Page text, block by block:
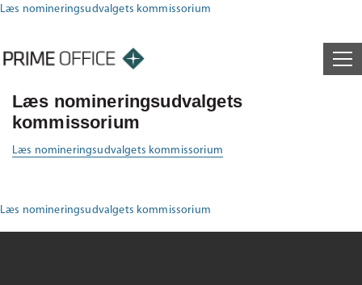
Læs nomineringsudvalgets kommissorium
Læs nomineringsudvalgets
kommissorium
Læs nomineringsudvalgets kommissorium
Læs nomineringsudvalgets kommissorium